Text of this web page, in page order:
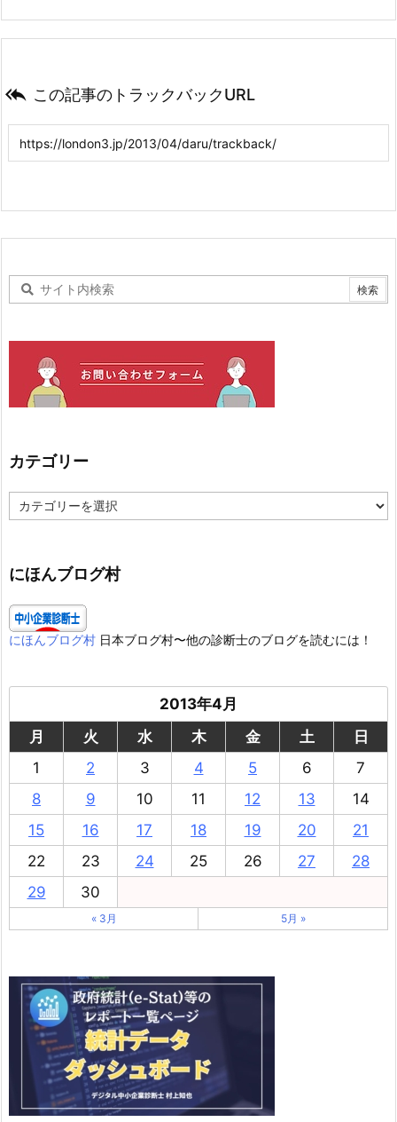
 この記事のトラックバックURL
カテゴリー
テ
ー
にほんブログ村
にほんブログ村 日本ブログ村〜他の診断士のブログを読むには！
2013年4月
月
火 水 木 金 土
日
1
2 3 4 5 6
7
8
9 10 11 12 13
14
15
16 17 18 19 20
21
22
23 24 25 26 27
28
29
30
« 3月 5月 »